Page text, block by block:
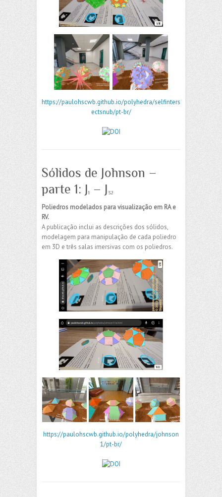
https://paulohscwb.github.io/polyhedra/selfinters
ectsnub/pt-br/
Sólidos de Johnson –
parte 1: J1 – J32
Poliedros modelados para visualização em RA e
RV.
A publicação inclui as descrições dos sólidos,
modelagem para manipulação de cada poliedro
em 3D e três salas imersivas com os poliedros.
https://paulohscwb.github.io/polyhedra/johnson
1/pt-br/